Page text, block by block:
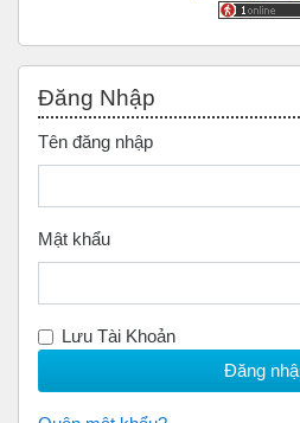
Đăng Nhập
Tên đăng nhập
Mật khẩu
Lưu Tài Khoản